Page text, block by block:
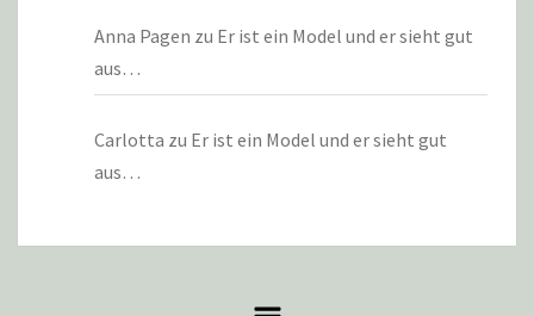
Anna Pagen zu Er ist ein Model und er sieht gut
aus…
Carlotta zu Er ist ein Model und er sieht gut
aus…